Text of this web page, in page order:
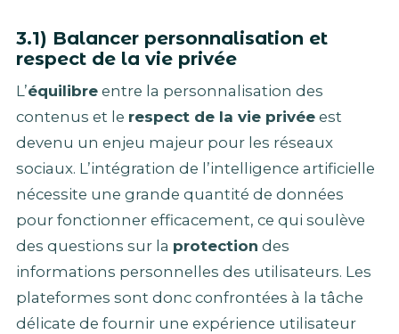
3.1) Balancer personnalisation et
respect de la vie privée
L’équilibre entre la personnalisation des
contenus et le respect de la vie privée est
devenu un enjeu majeur pour les réseaux
sociaux. L’intégration de l’intelligence artificielle
nécessite une grande quantité de données
pour fonctionner efficacement, ce qui soulève
des questions sur la protection des
informations personnelles des utilisateurs. Les
plateformes sont donc confrontées à la tâche
délicate de fournir une expérience utilisateur